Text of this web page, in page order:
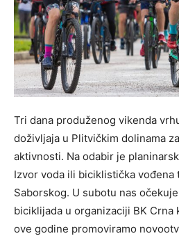
Tri dana produženog vikenda
doživljaja u Plitvičkim dolinama
aktivnosti. Na odabir je
Izvor voda ili biciklistička vođena
Saborskog. U subotu nas
biciklijada u organizaciji BK Crna
ove godine promoviramo